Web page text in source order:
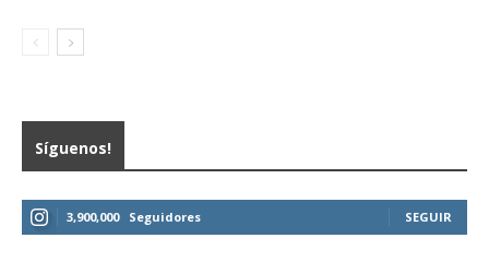
Síguenos!
3,900,000 Seguidores SEGUIR